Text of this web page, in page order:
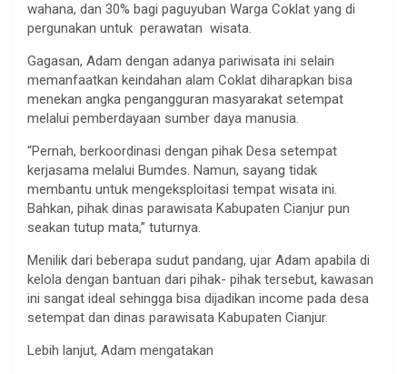
wahana, dan 30% bagi paguyuban Warga Coklat yang di
pergunakan untuk perawatan wisata.
Gagasan, Adam dengan adanya pariwisata ini selain
memanfaatkan keindahan alam Coklat diharapkan bisa
menekan angka pengangguran masyarakat setempat
melalui pemberdayaan sumber daya manusia.
“Pernah, berkoordinasi dengan pihak Desa setempat
kerjasama melalui Bumdes. Namun, sayang tidak
membantu untuk mengeksploitasi tempat wisata ini.
Bahkan, pihak dinas parawisata Kabupaten Cianjur pun
seakan tutup mata,” tuturnya.
Menilik dari beberapa sudut pandang, ujar Adam apabila di
kelola dengan bantuan dari pihak- pihak tersebut, kawasan
ini sangat ideal sehingga bisa dijadikan income pada desa
setempat dan dinas parawisata Kabupaten Cianjur.
Lebih lanjut, Adam mengatakan